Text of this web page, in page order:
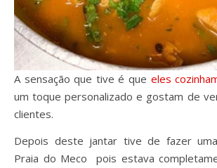
A sensação que tive é que eles
um toque personalizado e gostam de
clientes.
Depois deste jantar tive de fazer uma
Praia do Meco pois estava